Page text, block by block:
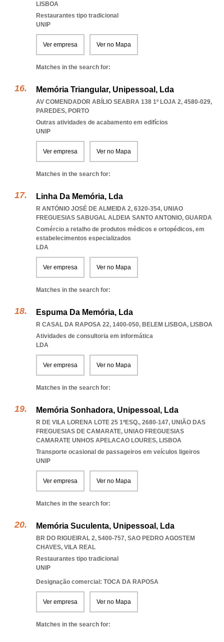
LISBOA
Restaurantes tipo tradicional
UNIP
Ver empresa Ver no Mapa
Matches in the search for:
Memória Triangular, Unipessoal, Lda
AV COMENDADOR ABÍLIO SEABRA 138 1º LOJA 2, 4580-029,
PAREDES, PORTO
Outras atividades de acabamento em edifícios
UNIP
Ver empresa Ver no Mapa
Matches in the search for:
Linha Da Memória, Lda
R ANTÓNIO JOSÉ DE ALMEIDA 2, 6320-354, UNIAO
FREGUESIAS SABUGAL ALDEIA SANTO ANTONIO, GUARDA
Comércio a retalho de produtos médicos e ortopédicos, em
estabelecimentos especializados
LDA
Ver empresa Ver no Mapa
Matches in the search for:
Espuma Da Memória, Lda
R CASAL DA RAPOSA 22, 1400-050, BELEM LISBOA, LISBOA
Atividades de consultoria em informática
LDA
Ver empresa Ver no Mapa
Matches in the search for:
Memória Sonhadora, Unipessoal, Lda
R DE VILA LORENA LOTE 25 1ºESQ., 2680-147, UNIÃO DAS
FREGUESIAS DE CAMARATE, UNIAO FREGUESIAS
CAMARATE UNHOS APELACAO LOURES, LISBOA
Transporte ocasional de passageiros em veículos ligeiros
UNIP
Ver empresa Ver no Mapa
Matches in the search for:
Memória Suculenta, Unipessoal, Lda
BR DO RIGUEIRAL 2, 5400-757, SAO PEDRO AGOSTEM
CHAVES, VILA REAL
Restaurantes tipo tradicional
UNIP
Designação comercial: TOCA DA RAPOSA
Ver empresa Ver no Mapa
Matches in the search for: